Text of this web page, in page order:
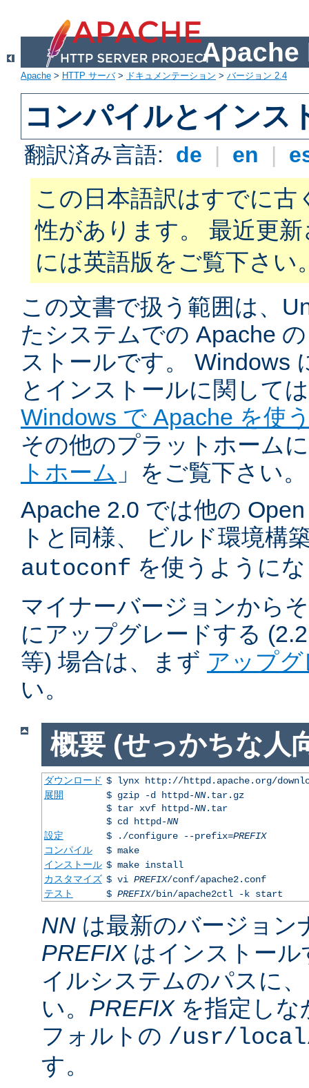
Apache
Apache > HTTP サーバ> ドキュメンテーション > バージョン 2.4
コンパイルとインス
翻訳済み言語: de | en |
この日本語訳はすでに古
性があります。 最近更
には英語版をご覧下さい
この文書で扱う範囲は、
たシステムでの Apache
ストールです。 Windows
とインストールに関して
Windows で Apache を使
その他のプラットホーム
トホーム 」をご覧下さい。
Apache 2.0 では他の
トと同様、 ビルド環境構
autoconf を使うように
マイナーバージョンから
にアップグレードする
等) 場合は、まず アップ
い。
概要 (せっかちな人
ダウンロード $ lynx http://httpd.apache.org/
展開
$ gzip -d httpd-NN.tar.gz
$ tar xvf httpd-NN.tar
$ cd httpd-NN
設定
$ ./configure --prefix=PREFIX
コンパイル
$ make
インストール $ make install
カスタマイズ $ vi PREFIX/conf/apache2.conf
テスト
$ PREFIX/bin/apache2ctl -k start
NN は最新のバージョン
PREFIXはインストール
イルシステムのパスに
い。 PREFIXを指定しな
フォルトの /usr/local/
す。